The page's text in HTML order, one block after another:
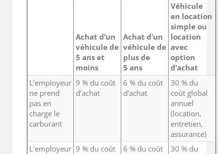
Achat d’un
véhicule de
5 ans et
moins
Achat d’un
véhicule de
plus de
5 ans
Véhicule
en location
simple ou
location
avec
option
d’achat
L’employeur
ne prend
pas en
charge le
carburant
9 % du coût
d’achat
6 % du coût
d’achat
30 % du
coût global
annuel
(location,
entretien,
assurance)
L’employeur 9 % du coût
6 % du coût
30 % du